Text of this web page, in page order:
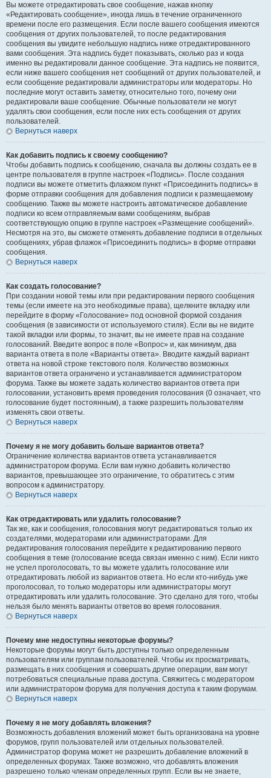
Вы можете отредактировать свое сообщение, нажав кнопку
«Редактировать сообщение», иногда лишь в течение ограниченного
времени после его размещения. Если после вашего сообщения имеются
сообщения от других пользователей, то после редактирования
сообщения вы увидите небольшую надпись ниже отредактированного
вами сообщения. Эта надпись будет показывать, сколько раз и когда
именно вы редактировали данное сообщение. Эта надпись не появится,
если ниже вашего сообщения нет сообщений от других пользователей, и
если сообщение редактировали администраторы или модераторы. Но
последние могут оставить заметку, относительно того, почему они
редактировали ваше сообщение. Обычные пользователи не могут
удалять свои сообщения, если после них есть сообщения от других
пользователей.
Вернуться наверх
Как добавить подпись к своему сообщению?
Чтобы добавить подпись к сообщению, сначала вы должны создать ее в
центре пользователя в группе настроек «Подпись». После создания
подписи вы можете отметить флажком пункт «Присоединить подпись» в
форме отправки сообщения для добавления подписи к размещаемому
сообщению. Также вы можете настроить автоматическое добавление
подписи ко всем отправляемым вами сообщениям, выбрав
соответствующую опцию в группе настроек «Размещение сообщений».
Несмотря на это, вы сможете отменять добавление подписи в отдельных
сообщениях, убрав флажок «Присоединить подпись» в форме отправки
сообщения.
Вернуться наверх
Как создать голосование?
При создании новой темы или при редактировании первого сообщения
темы (если имеете на это необходимые права), щелкните вкладку или
перейдите в форму «Голосование» под основной формой создания
сообщения (в зависимости от используемого стиля). Если вы не видите
такой вкладки или формы, то значит, вы не имеете прав на создание
голосований. Введите вопрос в поле «Вопрос» и, как минимум, два
варианта ответа в поле «Варианты ответа». Вводите каждый вариант
ответа на новой строке текстового поля. Количество возможных
вариантов ответа ограничено и устанавливается администратором
форума. Также вы можете задать количество вариантов ответа при
голосовании, установить время проведения голосования (0 означает, что
голосование будет постоянным), а также разрешить пользователям
изменять свои ответы.
Вернуться наверх
Почему я не могу добавить больше вариантов ответа?
Ограничение количества вариантов ответа устанавливается
администратором форума. Если вам нужно добавить количество
вариантов, превышающее это ограничение, то обратитесь с этим
вопросом к администратору.
Вернуться наверх
Как отредактировать или удалить голосование?
Так же, как и сообщения, голосования могут редактироваться только их
создателями, модераторами или администраторами. Для
редактирования голосования перейдите к редактированию первого
сообщения в теме (голосование всегда связан именно с ним). Если никто
не успел проголосовать, то вы можете удалить голосование или
отредактировать любой из вариантов ответа. Но если кто-нибудь уже
проголосовал, то только модераторы или администраторы могут
отредактировать или удалить голосование. Это сделано для того, чтобы
нельзя было менять варианты ответов во время голосования.
Вернуться наверх
Почему мне недоступны некоторые форумы?
Некоторые форумы могут быть доступны только определенным
пользователям или группам пользователей. Чтобы их просматривать,
размещать в них сообщения и совершать другие операции, вам могут
потребоваться специальные права доступа. Свяжитесь с модератором
или администратором форума для получения доступа к таким форумам.
Вернуться наверх
Почему я не могу добавлять вложения?
Возможность добавления вложений может быть организована на уровне
форумов, групп пользователей или отдельных пользователей.
Администратор форума может не разрешить добавление вложений в
определенных форумах. Также возможно, что добавлять вложения
разрешено только членам определенных групп. Если вы не знаете,